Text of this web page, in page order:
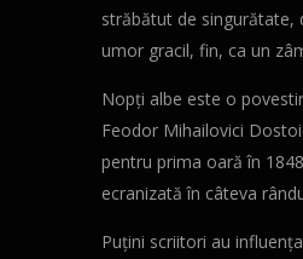
străbătut de singurătate,
umor gracil, fin, ca un
Nopți albe este o
Feodor Mihailovici
pentru prima oară în
ecranizată în câteva
Puțini scriitori au